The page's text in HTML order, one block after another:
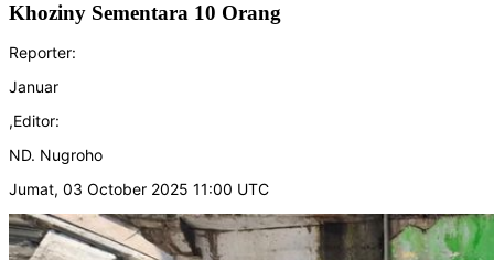
Khoziny Sementara 10 Orang
Reporter:
Januar
,Editor:
ND. Nugroho
Jumat, 03 October 2025 11:00 UTC